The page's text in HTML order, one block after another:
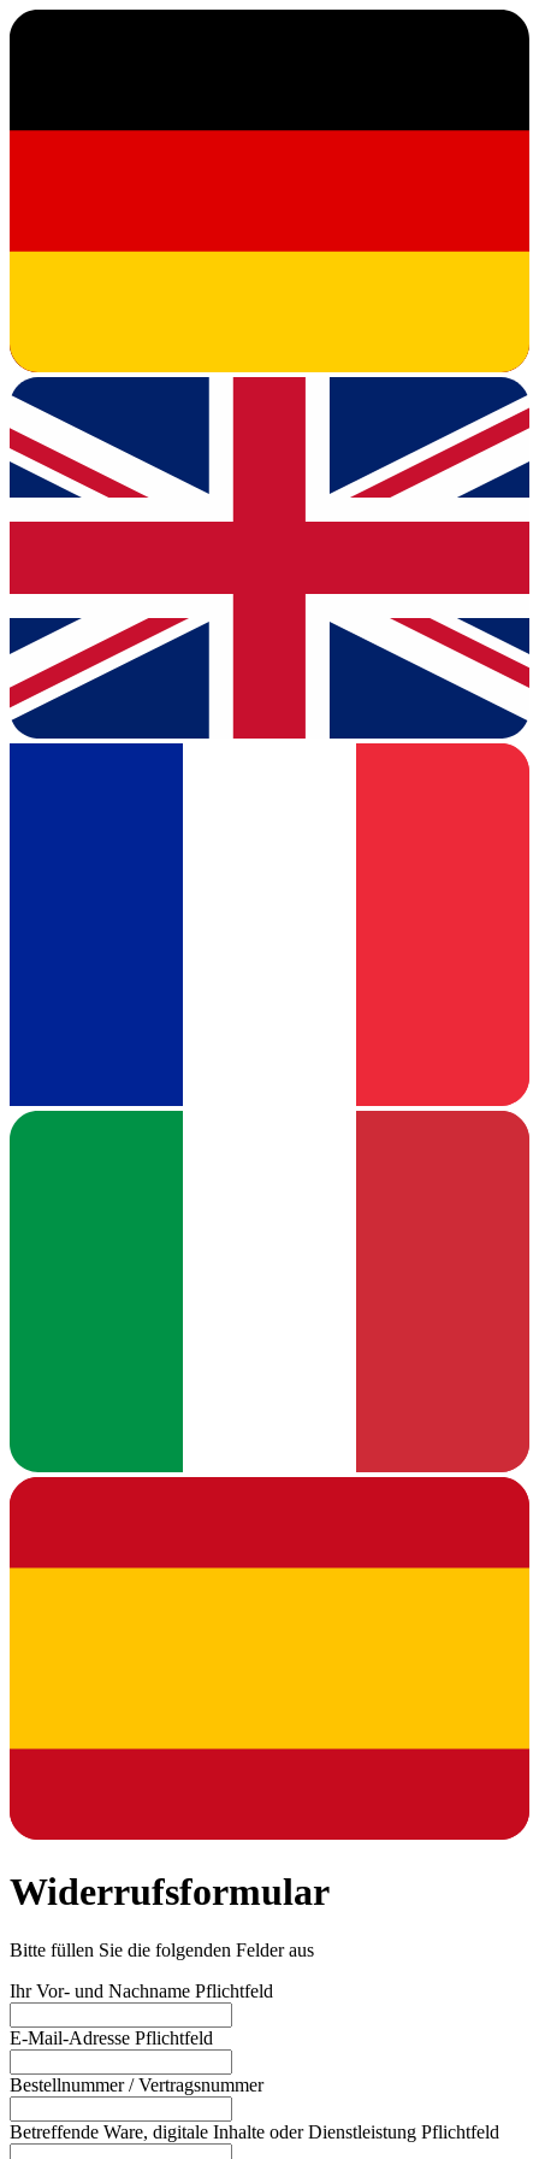
Widerrufsformular
Bitte füllen Sie die folgenden Felder aus
Ihr Vor- und Nachname Pflichtfeld
E-Mail-Adresse Pflichtfeld
Bestellnummer / Vertragsnummer
Betreffende Ware, digitale Inhalte oder Dienstleistung Pflichtfeld